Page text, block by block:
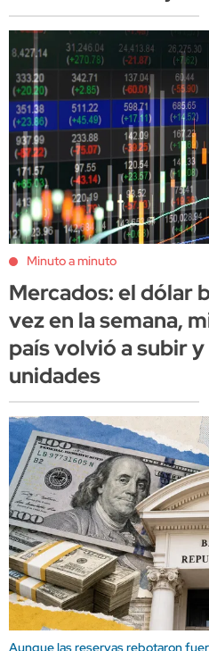
Minuto a minuto
Mercados: el dólar
vez en la semana,
país volvió a subir
unidades
Aunque las reservas rebotaron